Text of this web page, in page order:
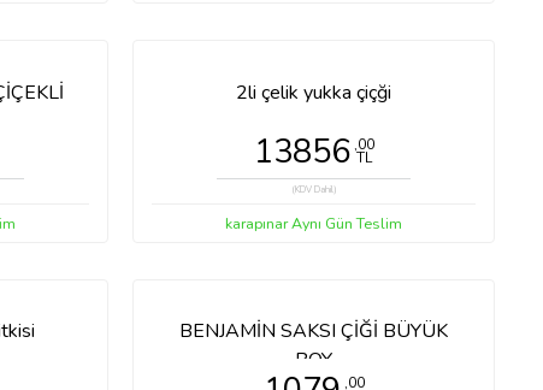
ÇİÇEKLİ
3479,00
(KDV Dahil)
Guzmenya butik saksı çiçeği